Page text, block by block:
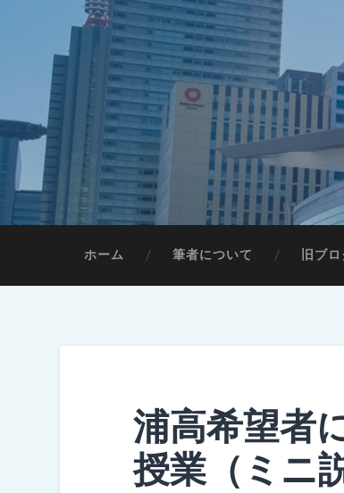
ホーム 筆者について 旧ブ
浦高希望者
授業（ミニ